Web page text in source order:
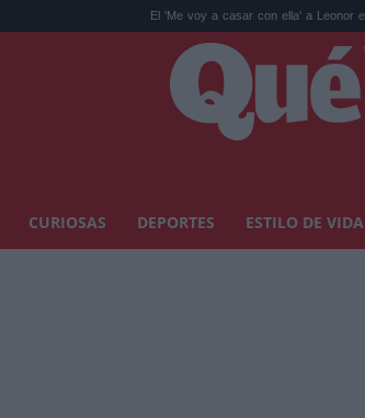
El 'Me voy a casar con ella' a Leonor en el Mundia...
CURIOSAS DEPORTES ESTILO DE VIDA